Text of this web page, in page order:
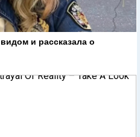
и рассказала о